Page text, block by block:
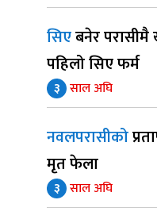
सिएबनेर
पहिलो सिए फर्म
३ साल अघि
नवलपरासीको
मृत फेला
३ साल अघि